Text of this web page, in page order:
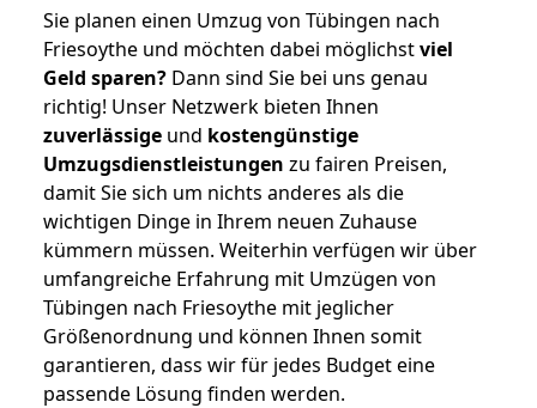
Sie planen einen Umzug von Tübingen nach
Friesoythe und möchten dabei möglichstviel
Geld sparen? Dann sind Sie bei uns genau
richtig! Unser Netzwerk bieten Ihnen
zuverlässige und kostengünstige
Umzugsdienstleistungen zu fairen Preisen,
damit Sie sich um nichts anderes als die
wichtigen Dinge in Ihrem neuen Zuhause
kümmern müssen. Weiterhin verfügen wir über
umfangreiche Erfahrung mit Umzügen von
Tübingen nach Friesoythe mit jeglicher
Größenordnung und können Ihnen somit
garantieren, dass wir für jedes Budget eine
passende Lösung finden werden.